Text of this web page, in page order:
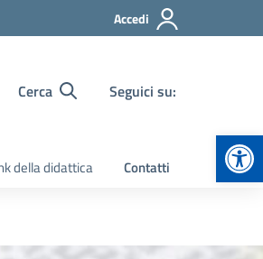
Accedi
Cerca Seguici su:
della didattica Contatti